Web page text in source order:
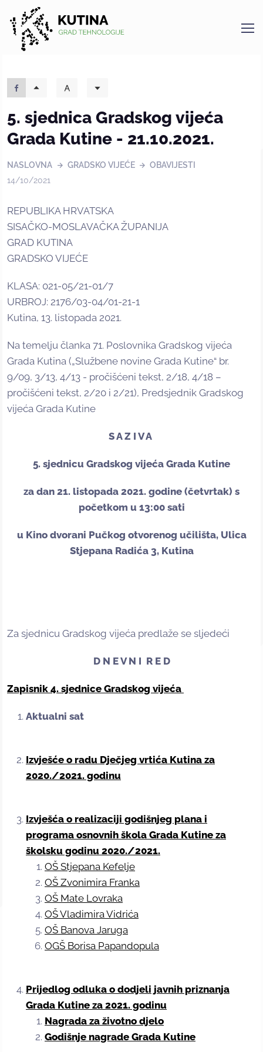
Kutina
5. sjednica Gradskog vijeća
Grada Kutine - 21.10.2021.
NASLOVNA GRADSKO VIJEĆE
OBAVIJESTI
14/10/2021
REPUBLIKA HRVATSKA
SISAČKO-MOSLAVAČKA ŽUPANIJA
GRAD KUTINA
GRADSKO VIJEĆE
KLASA: 021-05/21-01/7
URBROJ: 2176/03-04/01-21-1
Kutina, 13. listopada 2021.
Na temelju članka 71. Poslovnika Gradskog vijeća
Grada Kutina („Službene novine Grada Kutine“ br.
9/09, 3/13, 4/13 - pročišćeni tekst, 2/18, 4/18 –
pročišćeni tekst, 2/20 i 2/21), Predsjednik Gradskog
vijeća Grada Kutine
S A Z I V A
5. sjednicu Gradskog vijeća Grada Kutine
za dan 21. listopada 2021. godine (četvrtak) s
početkom u 13:00 sati
u Kino dvorani Pučkog otvorenog učilišta, Ulica
Stjepana Radića 3, Kutina
Za sjednicu Gradskog vijeća predlaže se sljedeći
D N E V N I R E D
Zapisnik 4. sjednice Gradskog vijeća
Aktualni sat
Izvješće o radu Dječjeg vrtića Kutina za
2020./2021. godinu
Izvješća o realizaciji godišnjeg plana i
programa osnovnih škola Grada Kutine za
školsku godinu 2020./2021.
OŠ Stjepana Kefelje
OŠ Zvonimira Franka
OŠ Mate Lovraka
OŠ Vladimira Vidrića
OŠ Banova Jaruga
OGŠ Borisa Papandopula
Prijedlog odluka o dodjeli javnih priznanja
Grada Kutine za 2021. godinu
Nagrada za životno djelo
Godišnje nagrade Grada Kutine